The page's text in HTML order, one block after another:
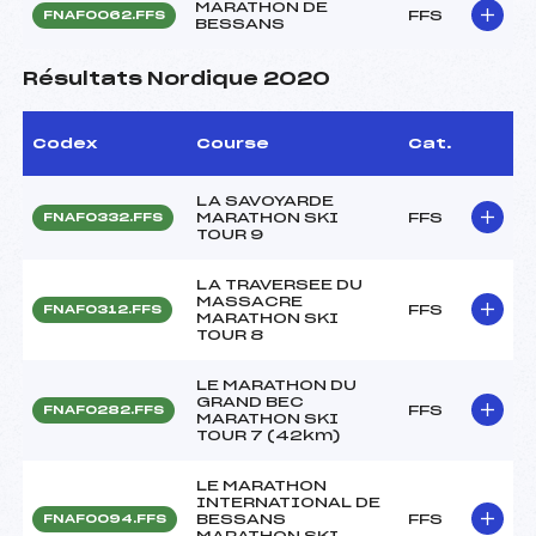
FNAF0062.FFS
MARATHON DE
BESSANS
FFS
Résultats Nordique 2020
Codex Course Cat.
FNAF0332.FFS
LA SAVOYARDE
MARATHON SKI
TOUR 9
FFS
FNAF0312.FFS
LA TRAVERSEE DU
MASSACRE
MARATHON SKI
TOUR 8
FFS
FNAF0282.FFS
LE MARATHON DU
GRAND BEC
MARATHON SKI
TOUR 7 (42km)
FFS
FNAF0094.FFS
LE MARATHON
INTERNATIONAL DE
BESSANS
FFS